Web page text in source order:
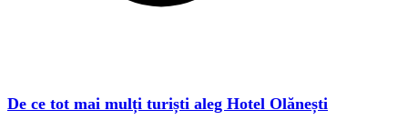
De ce tot mai mulți turiști aleg Hotel Olănești